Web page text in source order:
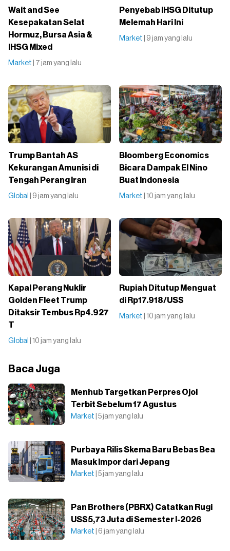
Wait and See
Kesepakatan Selat
Hormuz, Bursa Asia &
IHSG Mixed
Market | 7 jam yang lalu
Penyebab IHSG Ditutup
Melemah Hari Ini
Market | 9 jam yang lalu
Trump Bantah AS
Kekurangan Amunisi di
Tengah Perang Iran
Global | 9 jam yang lalu
Bloomberg Economics
Bicara Dampak El Nino
Buat Indonesia
Market | 10 jam yang lalu
Kapal Perang Nuklir
Golden Fleet Trump
Ditaksir Tembus Rp4.927
T
Global | 10 jam yang lalu
Rupiah Ditutup Menguat
di Rp17.918/US$
Market | 10 jam yang lalu
Baca Juga
Menhub Targetkan Perpres Ojol
Terbit Sebelum 17 Agustus
Market | 5 jam yang lalu
Purbaya Rilis Skema Baru Bebas Bea
Masuk Impor dari Jepang
Market | 5 jam yang lalu
Pan Brothers (PBRX) Catatkan Rugi
US$5,73 Juta di Semester I-2026
Market | 6 jam yang lalu